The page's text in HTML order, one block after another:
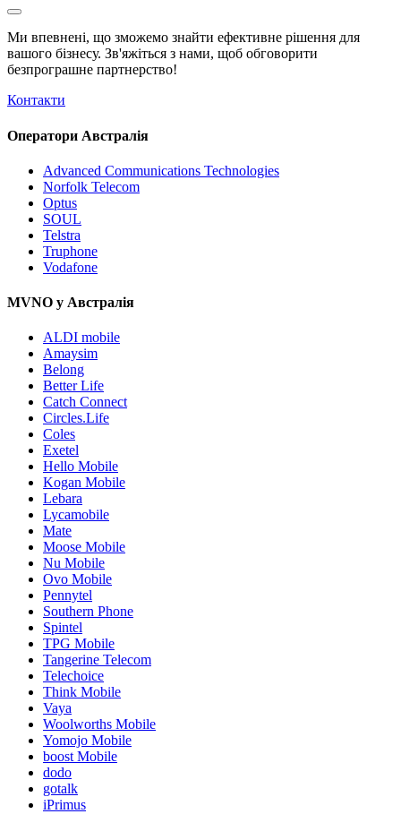
Ми впевнені, що зможемо знайти ефективне рішення для
вашого бізнесу. Зв'яжіться з нами, щоб обговорити
безпрограшне партнерство!
Контакти
Оператори Австралія
Advanced Communications Technologies
Norfolk Telecom
Optus
SOUL
Telstra
Truphone
Vodafone
MVNO у Австралія
ALDI mobile
Amaysim
Belong
Better Life
Catch Connect
Circles.Life
Coles
Exetel
Hello Mobile
Kogan Mobile
Lebara
Lycamobile
Mate
Moose Mobile
Nu Mobile
Ovo Mobile
Pennytel
Southern Phone
Spintel
TPG Mobile
Tangerine Telecom
Telechoice
Think Mobile
Vaya
Woolworths Mobile
Yomojo Mobile
boost Mobile
dodo
gotalk
iPrimus